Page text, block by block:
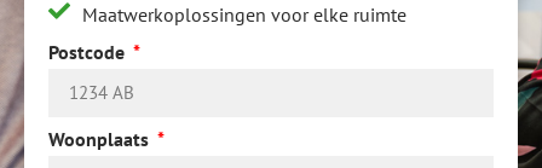
Maatwerkoplossingen voor elke ruimte
Postcode
Woonplaats